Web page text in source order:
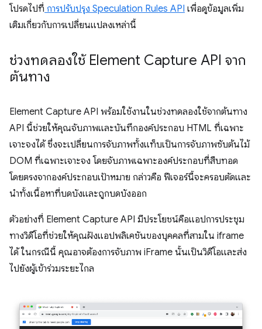
โปรดไปที่ การปรับปรุง Speculation Rules API เพื่อดูข้อมูลเพิ่ม
เติมเกี่ยวกับการเปลี่ยนแปลงเหล่านี้
ช่วงทดลองใช้ Element Capture API จาก
ต้นทาง
Element Capture API พร้อมใช้งานในช่วงทดลองใช้จากต้นทาง
API นี้ช่วยให้คุณจับภาพและบันทึกองค์ประกอบ HTML ที่เฉพาะ
เจาะจงได้ ซึ่งจะเปลี่ยนการจับภาพทั้งแท็บเป็นการจับภาพซับต้นไม้
DOM ที่เฉพาะเจาะจง โดยจับภาพเฉพาะองค์ประกอบที่สืบทอด
โดยตรงจากองค์ประกอบเป้าหมาย กล่าวคือ ฟีเจอร์นี้จะครอบตัดและ
นำทั้งเนื้อหาที่บดบังและถูกบดบังออก
ตัวอย่างที่ Element Capture API มีประโยชน์คือแอปการประชุม
ทางวิดีโอที่ช่วยให้คุณฝังแอปพลิเคชันของบุคคลที่สามใน iframe
ได้ ในกรณีนี้ คุณอาจต้องการจับภาพ iFrame นั้นเป็นวิดีโอและส่ง
ไปยังผู้เข้าร่วมระยะไกล